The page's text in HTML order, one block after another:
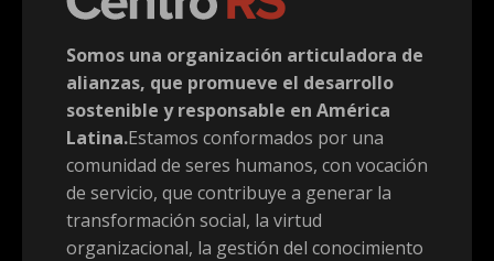
Somos una organización articuladora de
alianzas, que promueve el desarrollo
sostenible y responsable en América
Latina.Estamos conformados por una
comunidad de seres humanos, con vocación
de servicio, que contribuye a generar la
transformación social, la virtud
organizacional, la gestión del conocimiento